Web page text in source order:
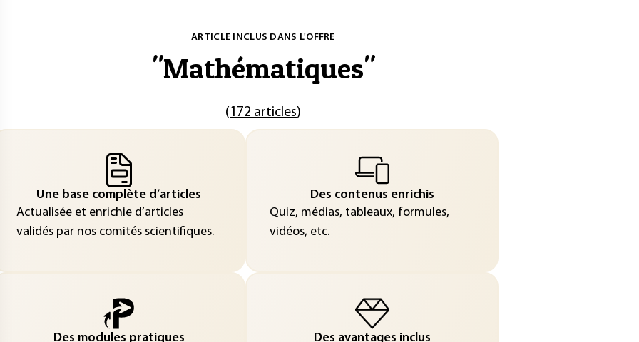
ARTICLE INCLUS DANS L'OFFRE
"Mathématiques"
(172 articles)
Une base complète d’articles
Actualisée et enrichie d’articles
validés par nos comités scientifiques.
Des contenus enrichis
Quiz, médias, tableaux, formules,
vidéos, etc.
Des modules pratiques Des avantages inclus